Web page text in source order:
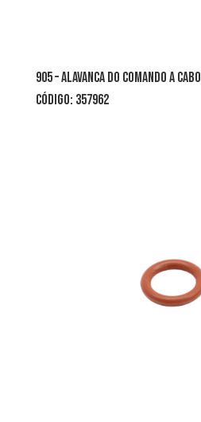
905 – ALAVANCA DO COMANDO A CABO
CÓDIGO: 357962